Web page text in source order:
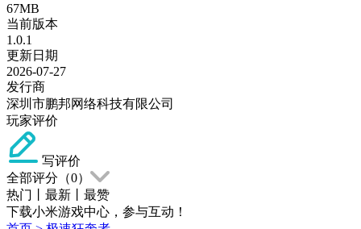
67MB
当前版本
1.0.1
更新日期
2026-07-27
发行商
深圳市鹏邦网络科技有限公司
玩家评价
写评价
全部评分（0）
热门
最新
最赞
下载小米游戏中心，参与互动！